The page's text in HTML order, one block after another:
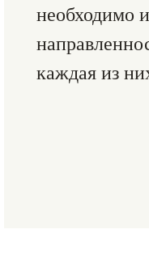
необходимо
каждая из